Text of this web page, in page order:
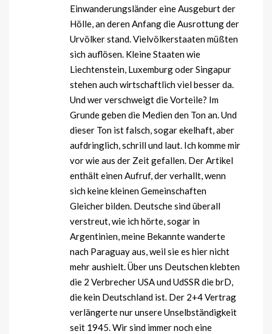
Einwanderungsländer eine Ausgeburt der
Hölle, an deren Anfang die Ausrottung der
Urvölker stand. Vielvölkerstaaten müßten
sich auflösen. Kleine Staaten wie
Liechtenstein, Luxemburg oder Singapur
stehen auch wirtschaftlich viel besser da.
Und wer verschweigt die Vorteile? Im
Grunde geben die Medien den Ton an. Und
dieser Ton ist falsch, sogar ekelhaft, aber
aufdringlich, schrill und laut. Ich komme mir
vor wie aus der Zeit gefallen. Der Artikel
enthält einen Aufruf, der verhallt, wenn
sich keine kleinen Gemeinschaften
Gleicher bilden. Deutsche sind überall
verstreut, wie ich hörte, sogar in
Argentinien, meine Bekannte wanderte
nach Paraguay aus, weil sie es hier nicht
mehr aushielt. Über uns Deutschen klebten
die 2 Verbrecher USA und UdSSR die brD,
die kein Deutschland ist. Der 2+4 Vertrag
verlängerte nur unsere Unselbständigkeit
seit 1945. Wir sind immer noch eine